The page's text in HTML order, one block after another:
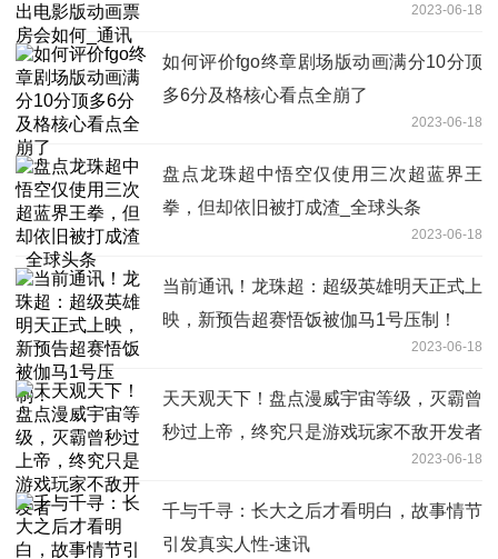
2023-06-18
如何评价fgo终章剧场版动画满分10分顶
多6分及格核心看点全崩了
2023-06-18
盘点龙珠超中悟空仅使用三次超蓝界王
拳，但却依旧被打成渣_全球头条
2023-06-18
当前通讯！龙珠超：超级英雄明天正式上
映，新预告超赛悟饭被伽马1号压制！
2023-06-18
天天观天下！盘点漫威宇宙等级，灭霸曾
秒过上帝，终究只是游戏玩家不敌开发者
2023-06-18
千与千寻：长大之后才看明白，故事情节
引发真实人性-速讯